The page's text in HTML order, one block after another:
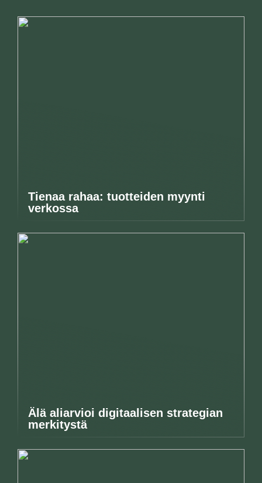
Tienaa rahaa: tuotteiden myynti
verkossa
Älä aliarvioi digitaalisen strategian
merkitystä